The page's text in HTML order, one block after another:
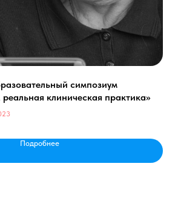
симпозиум
клиническая практика»
Подробнее